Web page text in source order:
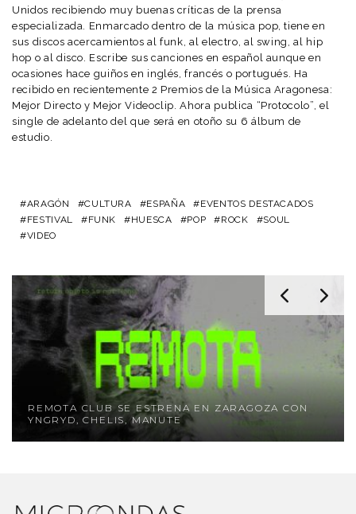
Unidos recibiendo muy buenas críticas de la prensa
especializada. Enmarcado dentro de la música pop, tiene en
sus discos acercamientos al funk, al electro, al swing, al hip
hop o al disco. Escribe sus canciones en español aunque en
ocasiones hace guiños en inglés, francés o portugués. Ha
recibido en recientemente 2 Premios de la Música Aragonesa:
Mejor Directo y Mejor Videoclip. Ahora publica “Protocolo”, el
single de adelanto del que será en otoño su 6 álbum de
estudio.
ARAGÓN CULTURA ESPAÑA
EVENTOS DESTACADOS
FESTIVAL
FUNK HUESCA POP ROCK
SOUL
VIDEO
REMOTA CLUB SE ESTRENA EN ZARAGOZA CON
YNGRYD, CHELIS, MANUTE